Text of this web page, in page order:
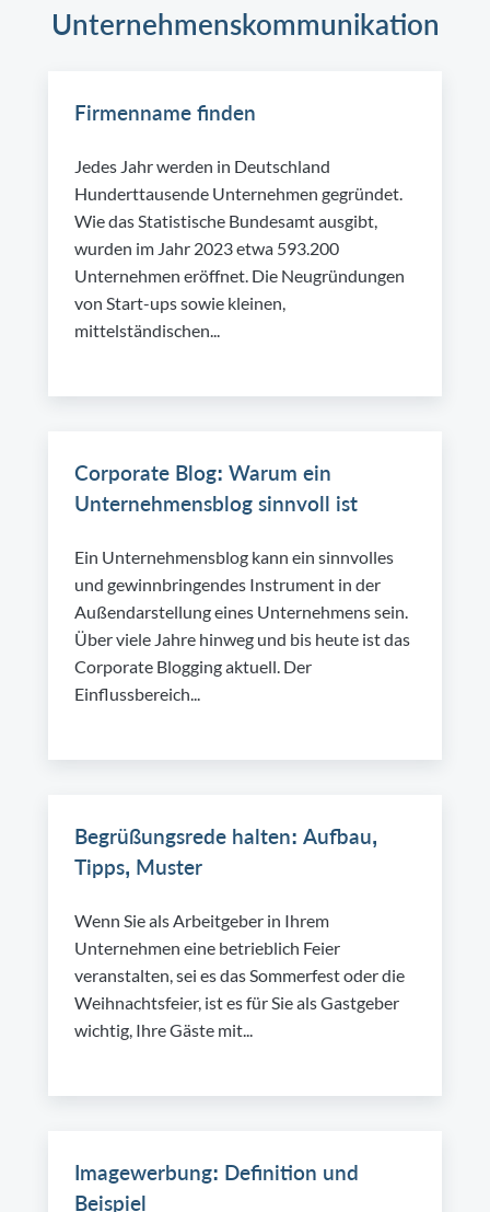
Unternehmenskommunikation
Firmenname finden
Jedes Jahr werden in Deutschland
Hunderttausende Unternehmen gegründet.
Wie das Statistische Bundesamt ausgibt,
wurden im Jahr 2023 etwa 593.200
Unternehmen eröffnet. Die Neugründungen
von Start-ups sowie kleinen,
mittelständischen...
Corporate Blog: Warum ein
Unternehmensblog sinnvoll ist
Ein Unternehmensblog kann ein sinnvolles
und gewinnbringendes Instrument in der
Außendarstellung eines Unternehmens sein.
Über viele Jahre hinweg und bis heute ist das
Corporate Blogging aktuell. Der
Einflussbereich...
Begrüßungsrede halten: Aufbau,
Tipps, Muster
Wenn Sie als Arbeitgeber in Ihrem
Unternehmen eine betrieblich Feier
veranstalten, sei es das Sommerfest oder die
Weihnachtsfeier, ist es für Sie als Gastgeber
wichtig, Ihre Gäste mit...
Imagewerbung: Definition und
Beispiel